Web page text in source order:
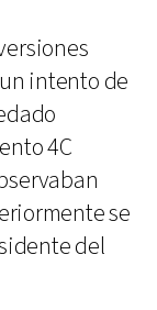
intento de
4C
se
del